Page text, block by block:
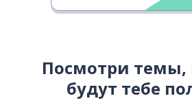
Посмотри темы,
будут тебе